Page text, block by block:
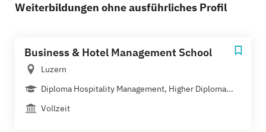
Weiterbildungen ohne ausführliches Profil
Business & Hotel Management School
Luzern
Diploma Hospitality Management, Higher Diploma...
Vollzeit